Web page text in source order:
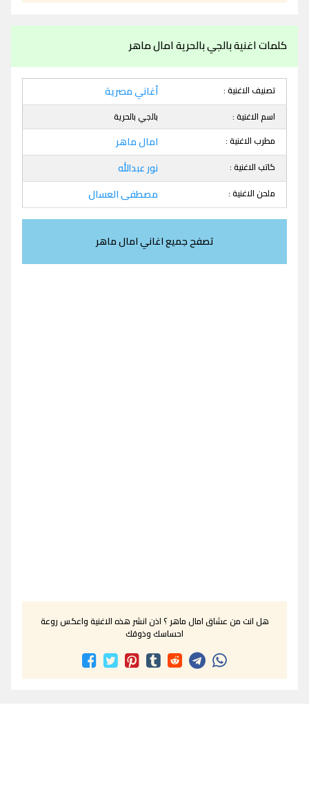
كلمات اغنية بالجي بالحرية امال ماهر
تصنيف الاغنية : أغاني مصرية
اسم الاغنية :
بالجي بالحرية
مطرب الاغنية :
امال ماهر
كاتب الاغنية : نور عبدالله
ملحن الاغنية : مصطفى العسال
تصفح جميع اغاني امال ماهر
هل انت من عشاق امال ماهر ؟ اذن انشر هذه الاغنية واعكس روعة
احساسك وذوقك